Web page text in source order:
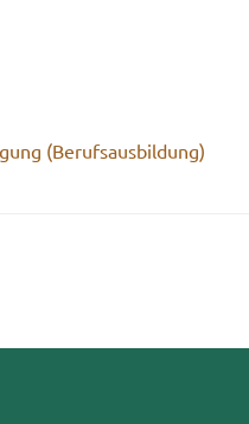
(Be­rufs­aus­bil­dung)